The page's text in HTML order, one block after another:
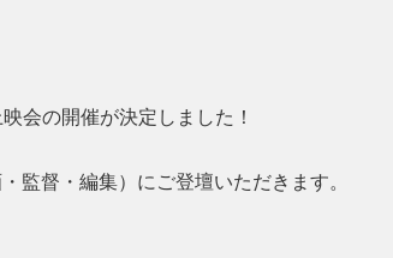
会の開催が決定しました！
監督・編集）にご登壇いただきます。